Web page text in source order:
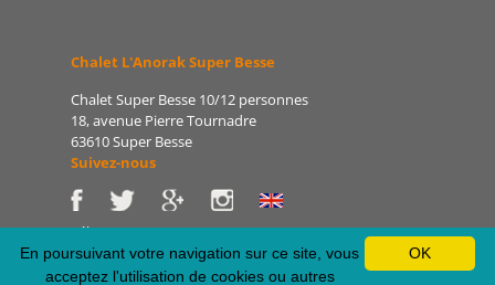
Chalet L'Anorak Super Besse
Chalet Super Besse 10/12 personnes
18, avenue Pierre Tournadre
63610 Super Besse
Suivez-nous
Tél : 06 86 75 47 66
E-mail : patrice@lanorak.com
Site : www.lanorak.com
OK
En poursuivant votre navigation sur ce site, vous
acceptez l'utilisation de cookies ou autres